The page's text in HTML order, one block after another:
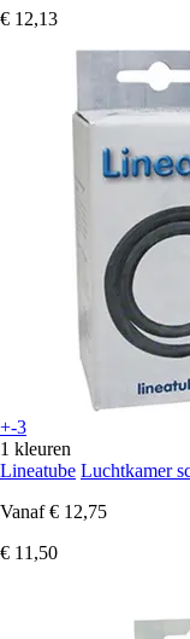
€ 12,13
+-3
1 kleuren
Lineatube Luchtkamer
Vanaf € 12,75
€ 11,50